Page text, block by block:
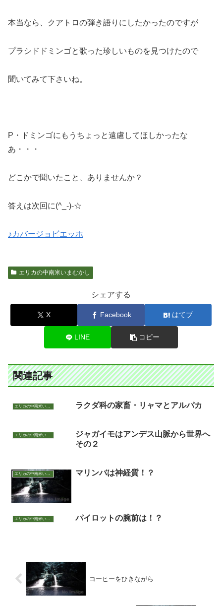
本当なら、クアトロの弾き語りにしたかったのですが
プラシドドミンゴと歌った珍しいものを見つけたので
聞いてみて下さいね。
P・ドミンゴにもうちょっと遠慮してほしかったな
あ・・・
どこかで聞いたこと、ありませんか？
答えは次回に(^_-)-☆
♪カバージョビエッホ
エリカの中南米いまむかし
シェアする
X Facebook はてブ
LINE コピー
関連記事
エリカの中南米いまむかし ラクダ科の家畜・リャマとアルパカ
エリカの中南米いまむかし
ジャガイモはアンデス山脈から世界へ
その２
エリカの中南米いまむかし マリンバは神経質！？
エリカの中南米いまむかし パイロットの腕前は！？
コーヒーをひきながら